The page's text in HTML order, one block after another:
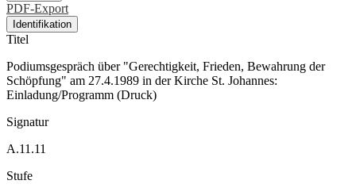
PDF-Export
Identifikation
Titel
Podiumsgespräch über "Gerechtigkeit, Frieden, Bewahrung der
Schöpfung" am 27.4.1989 in der Kirche St. Johannes:
Einladung/Programm (Druck)
Signatur
A.11.11
Stufe